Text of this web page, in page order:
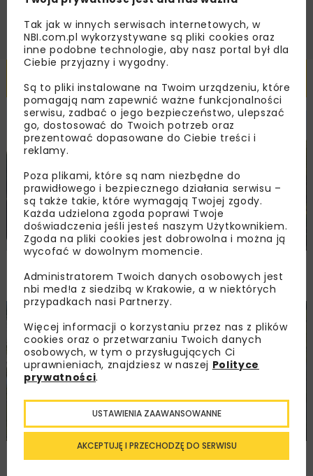
Powiązane artykuły
HYDROTECHNIKA INWESTYCJE WIADOMOŚCI
na rzece Kierwiny
Udostępniono pierwszy odcinek
Tak jak w innych serwisach internetowych, w
NBI.com.pl wykorzystywane są pliki cookies oraz
inne podobne technologie, aby nasz portal był dla
Ciebie przyjazny i wygodny.
Są to pliki instalowane na Twoim urządzeniu, które
pomagają nam zapewnić ważne funkcjonalności
serwisu, zadbać o jego bezpieczeństwo, ulepszać
go, dostosować do Twoich potrzeb oraz
prezentować dopasowane do Ciebie treści i
reklamy.
Poza plikami, które są nam niezbędne do
prawidłowego i bezpiecznego działania serwisu –
są także takie, które wymagają Twojej zgody.
Każda udzielona zgoda poprawi Twoje
doświadczenia jeśli jesteś naszym Użytkownikiem.
Zgoda na pliki cookies jest dobrowolna i można ją
wycofać w dowolnym momencie.
Administratorem Twoich danych osobowych jest
nbi med!a z siedzibą w Krakowie, a w niektórych
przypadkach nasi Partnerzy.
Więcej informacji o korzystaniu przez nas z plików
cookies oraz o przetwarzaniu Twoich danych
osobowych, w tym o przysługujących Ci
uprawnieniach, znajdziesz w naszej Polityce
prywatności.
AKCEPTUJĘ I PRZECHODZĘ DO SERWISU
USTAWIENIA ZAAWANSOWANNE